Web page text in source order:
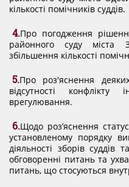
кількості помічників суддів.
4.Про погодження
районного суду міста
збільшення кількості
5.Про роз'яснення
відсутності
врегулювання.
6.Щодо роз’яснення
установленому порядку
діяльності зборів суддів
обговоренні питань та
питань, що стосуються